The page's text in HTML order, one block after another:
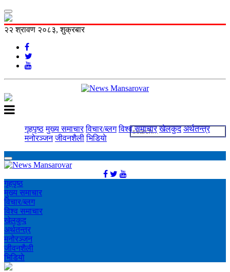
२२ श्रावण २०८३, शुक्रबार
गृहपृष्ठ मुख्य समाचार विचार/ब्लग विश्व समाचार खेलकुद अर्थतन्त्र
मनोरञ्‍जन जीवनशैली भिडियाे
गृहपृष्ठ
मुख्य समाचार
विचार/ब्लग
विश्व समाचार
खेलकुद
अर्थतन्त्र
मनोरञ्‍जन
जीवनशैली
भिडियाे